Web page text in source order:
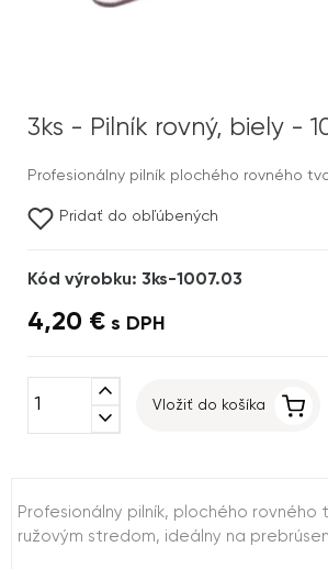
3ks - Pilník rovný, biely -
Profesionálny pilník plochého rovného
Pridať do obľúbených
Kód výrobku: 3ks-1007.03
4,20 € s DPH
expand_less
expand_more
Vložiť do košíka
Profesionálny pilník, plochého rovného
ružovým stredom, ideálny na